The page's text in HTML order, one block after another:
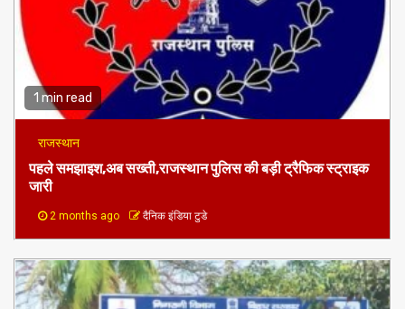
1 min read
राजस्थान
पहले समझाइश,अब सख्ती,राजस्थान पुलिस की बड़ी ट्रैफिक स्ट्राइक
जारी
2 months ago दैनिक इंडिया टुडे